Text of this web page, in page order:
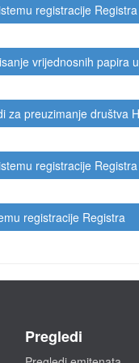
registracije Registra
vrijednosnih papira
za preuzimanje društva
registracije Registra
registracije Registra
Pregledi